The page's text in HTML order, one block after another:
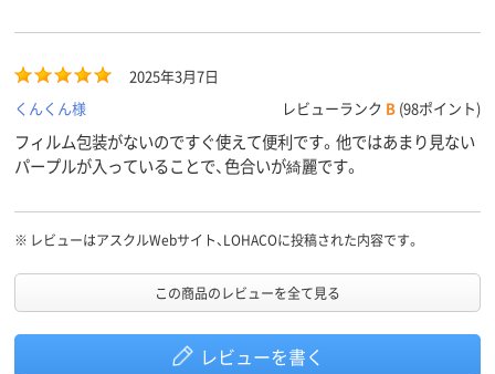
2025年3月7日
くんくん様
レビューランク B (98ポイント)
フィルム包装がないのですぐ使えて便利です。他ではあまり見ない
パープルが入っていることで、色合いが綺麗です。
※ レビューはアスクルWebサイト、LOHACOに投稿された内容です。
この商品のレビューを全て見る
レビューを書く